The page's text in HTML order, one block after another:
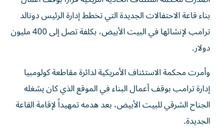
بناء قاعة الاحتفالات الجديدة التي تخطط إدارة الرئيس دونالد
ترامب لإنشائها في البيت الأبيض، بكلفة تصل إلى 400 مليون
دولار.
وأمرت محكمة الاستئناف الأمريكية لدائرة مقاطعة كولومبيا
إدارة ترامب بوقف أعمال البناء في الموقع الذي كان يشغله
الجناح الشرقي للبيت الأبيض، بعد هدمه تمهيداً لإقامة القاعة
الجديدة.